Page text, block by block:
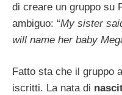
di creare un gruppo su
ambiguo: “My sister
will name her baby
Fatto sta che il gruppo
iscritti. La nata di